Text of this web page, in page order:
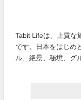
Tabit Lifeは、上質な
です。日本をはじめ
ル、絶景、秘境、グ